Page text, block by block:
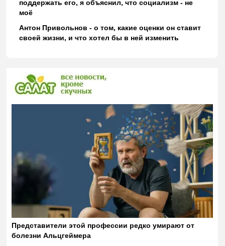
поддержать его, я объяснил, что социализм - не
моё
Антон Привольнов - о том, какие оценки он ставит
своей жизни, и что хотел бы в ней изменить